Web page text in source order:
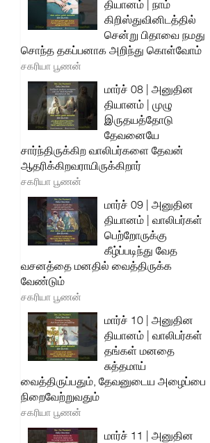
தியானம் | நாம்
கிறிஸ்துவினிடத்தில்
சென்று பிதாவை நமது
சொந்த தகப்பனாக அறிந்து கொள்வோம்
சகரியா பூணன்
மார்ச் 08 | அனுதின
தியானம் | முழு
இருதயத்தோடு
தேவனையே
சார்ந்திருக்கிற வாலிபர்களை தேவன்
ஆதரிக்கிறவராயிருக்கிறார்
சகரியா பூணன்
மார்ச் 09 | அனுதின
தியானம் | வாலிபர்கள்
பெற்றோருக்கு
கீழ்ப்படிந்து வேத
வசனத்தை மனதில் வைத்திருக்க
வேண்டும்
சகரியா பூணன்
மார்ச் 10 | அனுதின
தியானம் | வாலிபர்கள்
தங்கள் மனதை
சுத்தமாய்
வைத்திருப்பதும், தேவனுடைய அழைப்பை
நிறைவேற்றுவதும்
சகரியா பூணன்
மார்ச் 11 | அனுதின